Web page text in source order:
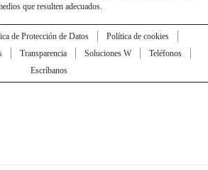
que resulten adecuados.
de Protección de Datos
Política de cookies
Transparencia Soluciones W
Teléfonos
Escríbanos